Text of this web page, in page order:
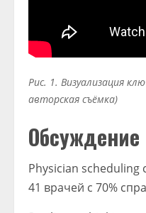
Рис. 1. Визуализация
авторская съёмка)
Обсуждение
Physician scheduling
41 врачей с 70%